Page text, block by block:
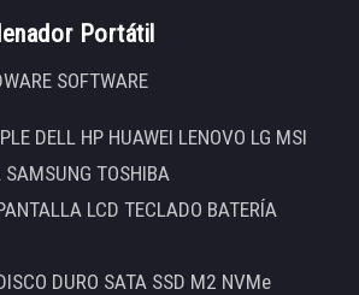
Portátil
SOFTWARE
DELL HP HUAWEI LENOVO LG MSI
SAMSUNG TOSHIBA
LCD TECLADO BATERÍA
DURO SATA SSD M2 NVMe